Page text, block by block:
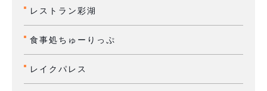
レストラン彩湖
食事処ちゅーりっぷ
レイクパレス